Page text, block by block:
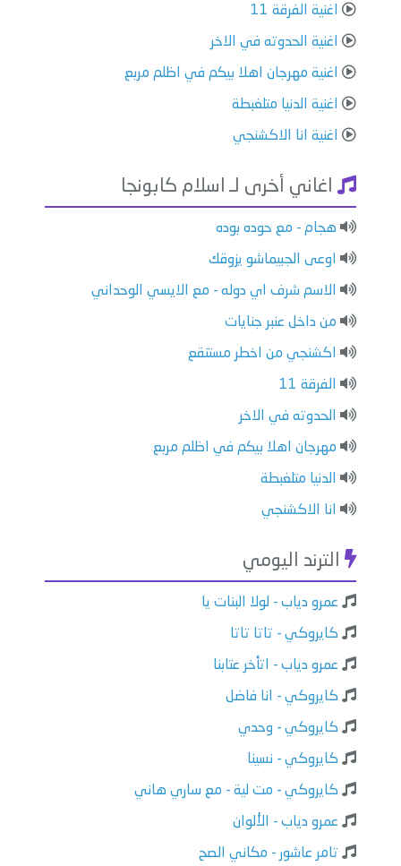
اغنية الفرقة 11
اغنية الحدوته في الاخر
اغنية مهرجان اهلا بيكم في اظلم مربع
اغنية الدنيا متلغبطة
اغنية انا الاكشنجي
اغاني أخرى لـ اسلام كابونجا
هجام - مع حوده بوده
اوعى الجبيماشو يزوقك
الاسم شرف اي دوله - مع الايسي الوحداني
من داخل عنبر جنايات
اكشنجي من اخطر مستنقع
الفرقة 11
الحدوته في الاخر
مهرجان اهلا بيكم في اظلم مربع
الدنيا متلغبطة
انا الاكشنجي
الترند اليومي
عمرو دياب - لولا البنات يا
كايروكي - تاتا تاتا
عمرو دياب - اتأخر عتابنا
كايروكي - انا فاضل
كايروكي - وحدي
كايروكي - نسينا
كايروكي - مت لية - مع ساري هاني
عمرو دياب - الألوان
تامر عاشور - مكاني الصح